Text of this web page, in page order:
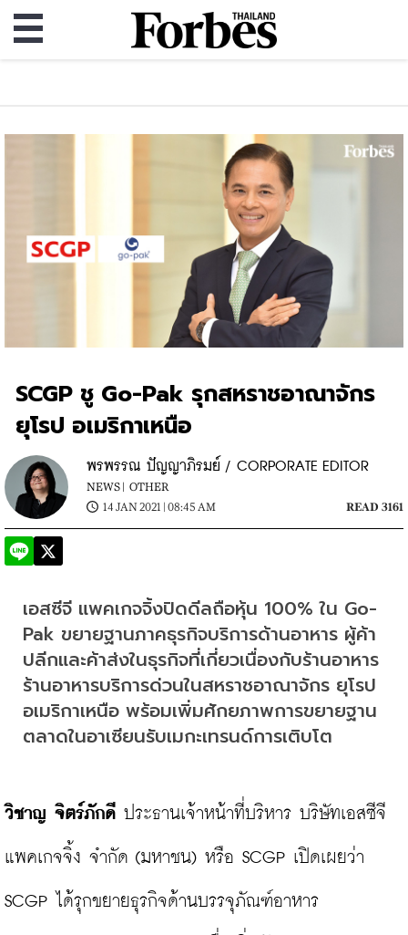
SCGP ชู Go-Pak รุกสหราชอาณาจักร
ยุโรป อเมริกาเหนือ
พรพรรณ ปัญญาภิรมย์ / CORPORATE EDITOR
NEWS | OTHER
14 JAN 2021 | 08:45 AM
READ 3161
เอสซีจี แพคเกจจิ้งปิดดีลถือหุ้น 100% ใน Go-
Pak ขยายฐานภาคธุรกิจบริการด้านอาหาร ผู้ค้า
ปลีกและค้าส่งในธุรกิจที่เกี่ยวเนื่องกับร้านอาหาร
ร้านอาหารบริการด่วนในสหราชอาณาจักร ยุโรป
อเมริกาเหนือ พร้อมเพิ่มศักยภาพการขยายฐาน
ตลาดในอาเซียนรับเมกะเทรนด์การเติบโต
วิชาญ จิตร์ภักดี ประธานเจ้าหน้าที่บริหาร บริษัทเอสซีจี
แพคเกจจิ้ง จำกัด (มหาชน) หรือ SCGP เปิดเผยว่า
SCGP ได้รุกขยายธุรกิจด้านบรรจุภัณฑ์อาหาร